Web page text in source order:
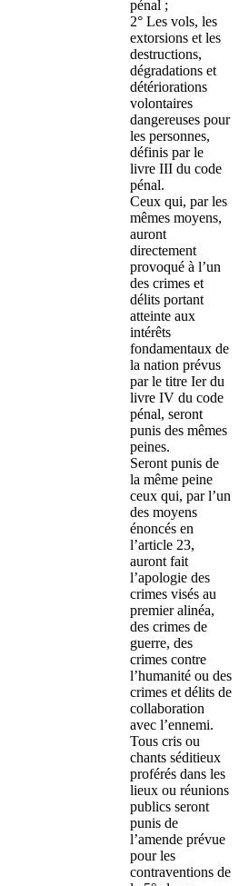
pénal ;
2° Les vols, les
extorsions et les
destructions,
dégradations et
détériorations
volontaires
dangereuses pour
les personnes,
définis par le
livre III du code
pénal.
Ceux qui, par les
mêmes moyens,
auront
directement
provoqué à l’un
des crimes et
délits portant
atteinte aux
intérêts
fondamentaux de
la nation prévus
par le titre Ier du
livre IV du code
pénal, seront
punis des mêmes
peines.
Seront punis de
la même peine
ceux qui, par l’un
des moyens
énoncés en
l’article 23,
auront fait
l’apologie des
crimes visés au
premier alinéa,
des crimes de
guerre, des
crimes contre
l’humanité ou des
crimes et délits de
collaboration
avec l’ennemi.
Tous cris ou
chants séditieux
proférés dans les
lieux ou réunions
publics seront
punis de
l’amende prévue
pour les
contraventions de